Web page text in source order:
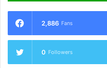
2,886 Fans
0 Followers